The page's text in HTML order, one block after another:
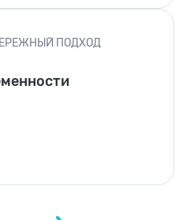
ПОДХОД